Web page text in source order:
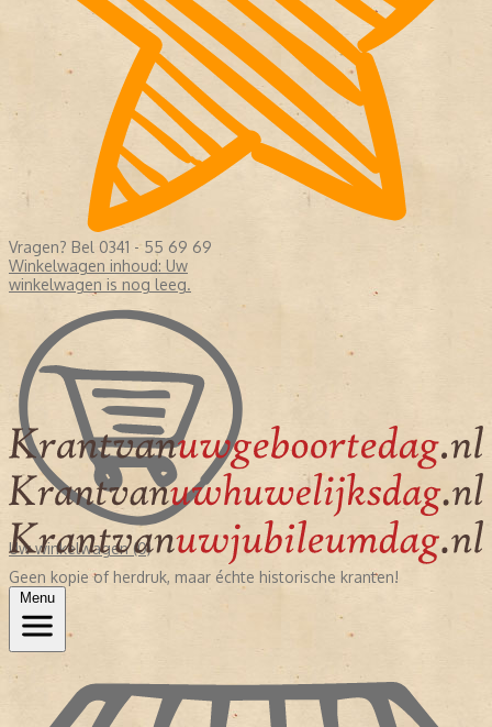
Vragen? Bel 0341 - 55 69 69
Winkelwagen inhoud: Uw
winkelwagen is nog leeg.
Uw winkelwagen (0)
Geen kopie of herdruk, maar échte historische kranten!
Menu